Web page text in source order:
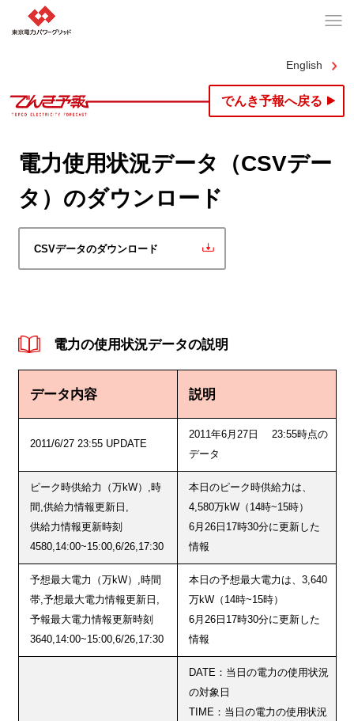
English
でんき予報へ戻る
電力使用状況データ（CSVデー
タ）のダウンロード
CSVデータのダウンロード
電力の使用状況データの説明
データ内容 説明
2011/6/27 23:55 UPDATE
2011年6月27日 23:55時点の
データ
ピーク時供給力（万kW）,時
間,供給力情報更新日,
供給力情報更新時刻
4580,14:00~15:00,6/26,17:30
本日のピーク時供給力は、
4,580万kW（14時~15時）
6月26日17時30分に更新した
情報
予想最大電力（万kW）,時間
帯,予想最大電力情報更新日,
予報最大電力情報更新時刻
3640,14:00~15:00,6/26,17:30
本日の予想最大電力は、3,640
万kW（14時~15時）
6月26日17時30分に更新した
情報
DATE：当日の電力の使用状況
の対象日
TIME：当日の電力の使用状況